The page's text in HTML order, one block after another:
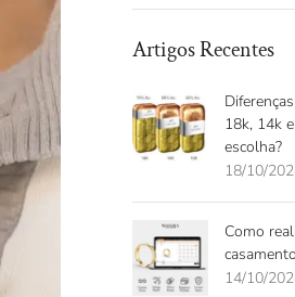
Artigos Recentes
18k, 14k
escolha?
18/10/
Como
14/10/